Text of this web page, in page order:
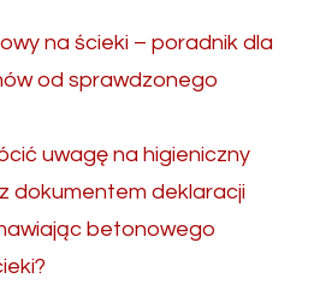
na ścieki – poradnik dla
od sprawdzonego
uwagę na higieniczny
dokumentem deklaracji
betonowego